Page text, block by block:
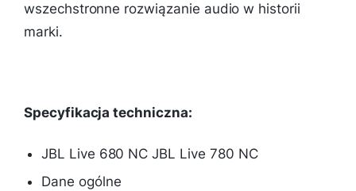
wszechstronne rozwiązanie audio w historii
marki.
Specyfikacja techniczna:
JBL Live 680 NC JBL Live 780 NC
Dane ogólne